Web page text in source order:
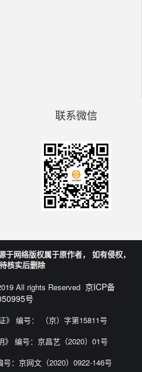
联系微信
网络版权属于原作者， 如有侵权，
核实后删除
All rights Reserved 京ICP备
号
》 编号： （京）字第15811号
》 编号：京昌艺（2020）01号
号：京网文（2020）0922-146号